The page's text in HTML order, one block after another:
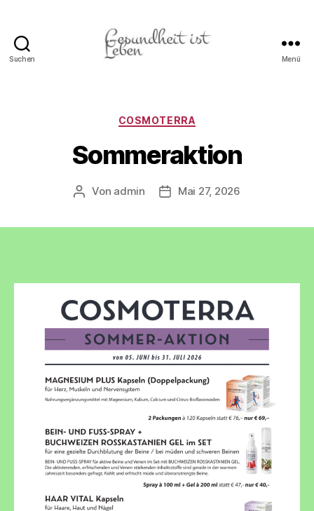
Suchen Menü
Kategorien
COSMOTERRA
Sommeraktion
Beitragsautor
Von admin Beitragsdatum
Mai 27, 2026